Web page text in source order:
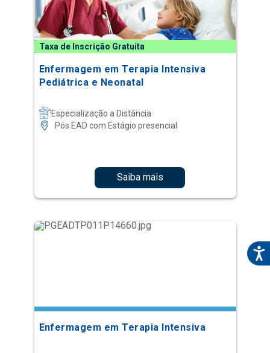
Taxa de Inscrição Gratuita
Enfermagem em Terapia Intensiva
Pediátrica e Neonatal
Especialização a Distância
Pós EAD com Estágio presencial
Saiba mais
Enfermagem em Terapia Intensiva